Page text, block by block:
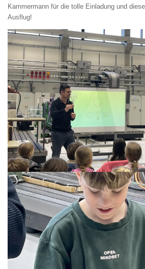
Kammermann für die tolle Einladung und
Ausflug!